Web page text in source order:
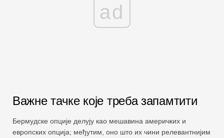
ad
Важне тачке које треба запамтити
Бермудске опције делују као мешавина америчких и
европских опција; међутим, оно што их чини релевантнијим